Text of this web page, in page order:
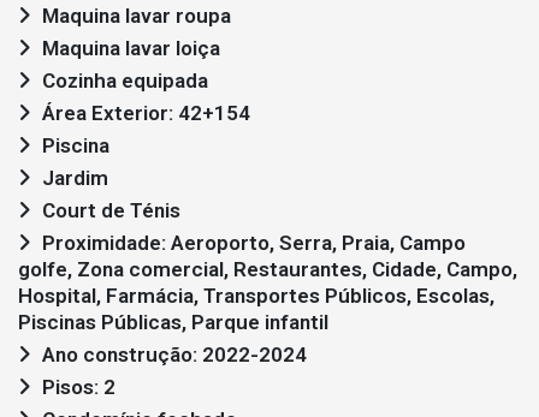
Maquina lavar roupa
Maquina lavar loiça
Cozinha equipada
Área Exterior: 42+154
Piscina
Jardim
Court de Ténis
golfe, Zona comercial, Restaurantes, Cidade, Campo,
Hospital, Farmácia, Transportes Públicos, Escolas,
Piscinas Públicas, Parque infantil
Ano construção: 2022-2024
Pisos: 2